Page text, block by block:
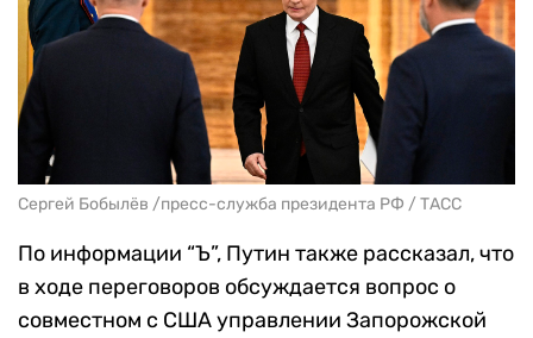
Сергей Бобылёв /пресс-служба президента РФ / ТАСС
По информации “Ъ”, Путин также рассказал, что
в ходе переговоров обсуждается вопрос о
совместном с США управлении Запорожской